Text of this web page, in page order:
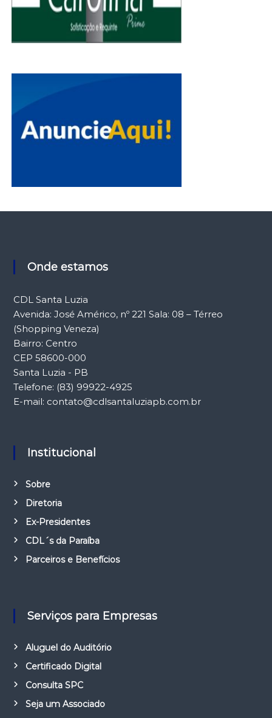
Onde estamos
CDL Santa Luzia
Avenida: José Américo, nº 221 Sala: 08 – Térreo
(Shopping Veneza)
Bairro: Centro
CEP 58600-000
Santa Luzia - PB
Telefone: (83) 99922-4925
E-mail: contato@cdlsantaluziapb.com.br
Institucional
Sobre
Diretoria
Ex-Presidentes
CDL´s da Paraíba
Parceiros e Benefícios
Serviços para Empresas
Aluguel do Auditório
Certificado Digital
Consulta SPC
Seja um Associado